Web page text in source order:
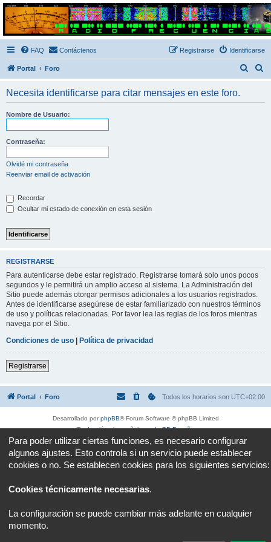
Radio Frecuencias
Foro de Radio Frecuencias
FAQ Contáctenos Identificarse
Registrarse
Portal Foro
Necesita identificarse para citar mensajes en este foro.
Nombre de Usuario:
Contraseña:
Olvidé mi contraseña
Reenviar email de activación
Recordar
Ocultar mi estado de conexión en esta sesión
REGISTRARSE
Para autenticarse debe estar registrado. Registrarse tomará solo unos pocos
segundos y le permitirá un amplio acceso al sistema. La Administración del
Sitio puede además otorgar permisos adicionales a los usuarios registrados.
Antes de identificarse asegúrese de estar familiarizado con nuestros términos
de uso y políticas relacionadas. Por favor lea las reglas de los foros mientras
navega por el Sitio.
Condiciones de uso | Política de privacidad
Registrarse
Portal Foro Todos los horarios son UTC+02:00
Desarrollado porphpBB® Forum Software © phpBB Limited
Traducción al español porphpBB España
Privacidad|Condiciones
Para poder utilizar ciertas funciones, es necesario configurar
algunos ajustes. Esto controla si un servicio puede establecer
cookies o no. Se establecen cookies para los siguientes servicios:
Cookies técnicamente necesarias.
La configuración se puede cambiar más adelante en cualquier
momento.